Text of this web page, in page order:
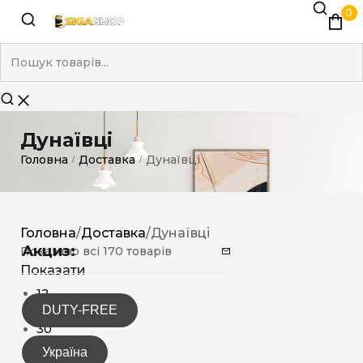
0
Дунаївці
Головна / Доставка / Дунаївці
Акциз:
DUTY-FREE
Україна
Головна/Доставка/Дунаївці
Показано всі 170 товарів
Показати
12
15
30